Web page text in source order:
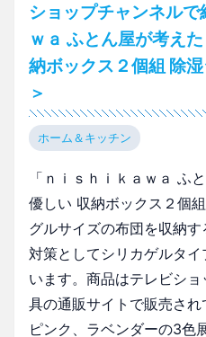
ショップチャンネル
ｗａ ふとん屋が考え
納ボックス２個組 除
＞
ホーム＆キッチン
「ｎｉｓｈｉｋａｗａ ふ
優しい 収納ボックス２個
グルサイズの布団を収納
対策としてシリカゲルタ
います。商品はテレビシ
具の通販サイトで販売され
ピンク、ラベンダーの3色